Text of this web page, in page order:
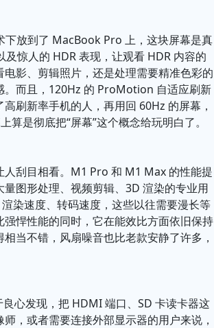
下放到了 MacBook Pro 上，这块屏幕是真
惊人的 HDR 表现，让观看 HDR 内容的
影、剪辑照片，还是处理需要精准色彩的
。而且，120Hz 的 ProMotion 自适应刷新
刷新率手机的人，再用回 60Hz 的屏幕，
是彻底把“屏幕”这个概念给玩明白了。
刮目相看。M1 Pro 和 M1 Max 的性能提
图形处理、视频剪辑、3D 渲染的专业用
染速度、转码速度，这些以往需要漫长等
悍性能的同时，它在能效比方面依旧保持
当不错，风扇噪音也比老款安静了许多，
心发现，把 HDMI 端口、SD 卡读卡器这
，或者需要连接外部显示器的用户来说，